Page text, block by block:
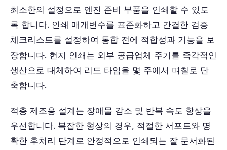
최소한의 설정으로 엔진 준비 부품을 인쇄할 수 있도
록 합니다. 인쇄 매개변수를 표준화하고 간결한 검증
체크리스트를 설정하여 통합 전에 적합성과 기능을 보
장합니다. 현지 인쇄는 외부 공급업체 주기를 즉각적인
생산으로 대체하여 리드 타임을 몇 주에서 며칠로 단
축합니다.
적층 제조용 설계는 장애물 감소 및 반복 속도 향상을
우선합니다. 복잡한 형상의 경우, 적절한 서포트와 명
확한 후처리 단계로 안정적으로 인쇄되는 잘 문서화된